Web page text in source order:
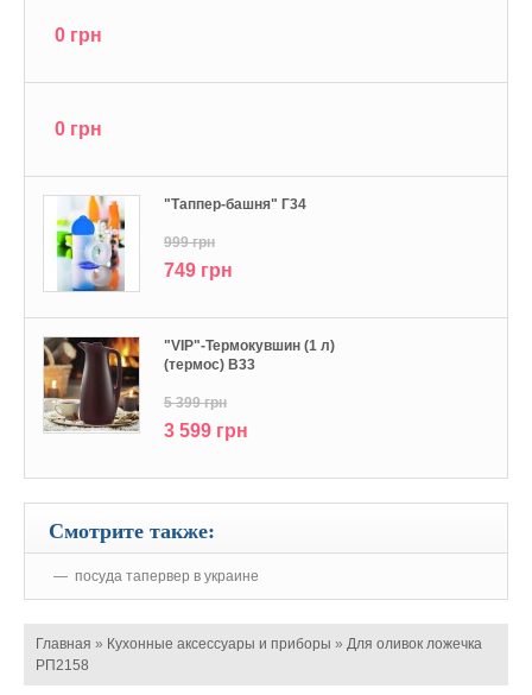
0 грн
0 грн
"Tаппер-башня" Г34
999 грн
749 грн
"VIP"-Термокувшин (1 л)
(термос) В33
5 399 грн
3 599 грн
Смотрите также:
посуда тапервер в украине
Главная » Кухонные аксессуары и приборы » Для оливок ложечка
РП2158